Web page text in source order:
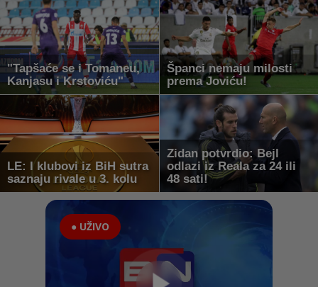
"Tapšaće se i Tomaneu,
Kanjasu i Krstoviću"
Španci nemaju milosti
prema Joviću!
LE: I klubovi iz BiH sutra
saznaju rivale u 3. kolu
Zidan potvrdio: Bejl
odlazi iz Reala za 24 ili
48 sati!
● UŽIVO